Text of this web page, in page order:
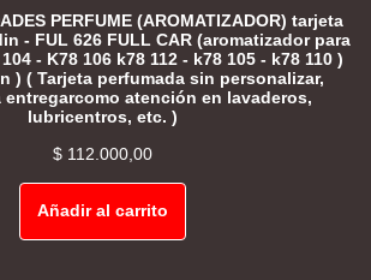
PERFUME (AROMATIZADOR) tarjeta
- FUL 626 FULL CAR (aromatizador para
- K78 106 k78 112 - k78 105 - k78 110 )
) ( Tarjeta perfumada sin personalizar,
entregarcomo atención en lavaderos,
lubricentros, etc. )
$112.000,00
Añadir al carrito